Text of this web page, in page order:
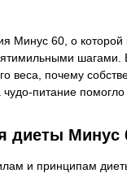
Минус 60, о
веса, почему
питание
диеты Минус
и принципам